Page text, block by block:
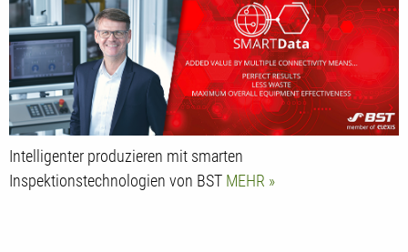
Intelligenter produzieren mit smarten
Inspektionstechnologien von BST MEHR